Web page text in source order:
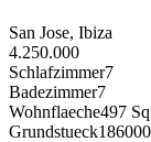
San Jose, Ibiza
4.250.000
Schlafzimmer7
Badezimmer7
Wohnflaeche497
Grundstueck